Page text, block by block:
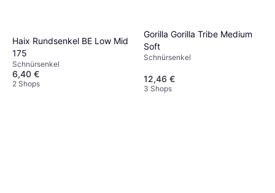
Haix Rundsenkel BE Low Mid
175
Schnürsenkel
6,40 €
2 Shops
Gorilla Gorilla Tribe Medium
Soft
Schnürsenkel
12,46 €
3 Shops